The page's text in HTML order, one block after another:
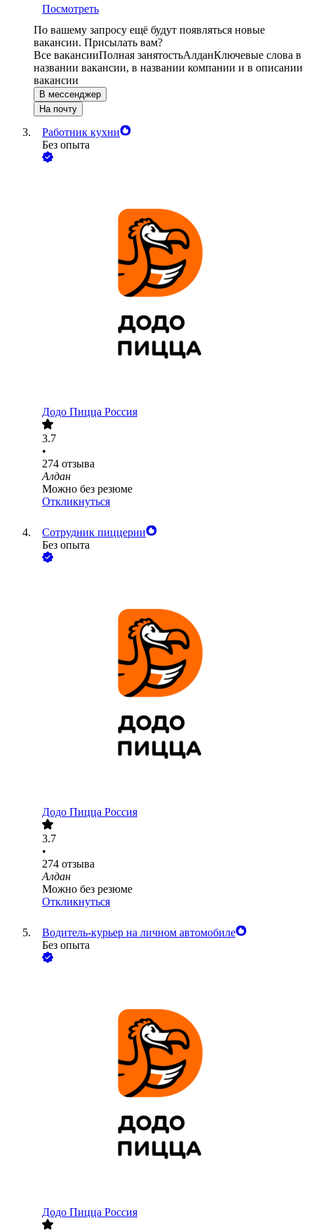
Посмотреть
По вашему запросу ещё будут появляться новые
вакансии. Присылать вам?
Все вакансииПолная занятостьАлданКлючевые слова в
названии вакансии, в названии компании и в описании
вакансии
В мессенджер
На почту
Работник кухни
Без опыта
Додо Пицца Россия
3.7
•
274 отзыва
Алдан
Можно без резюме
Откликнуться
Сотрудник пиццерии
Без опыта
Додо Пицца Россия
3.7
•
274 отзыва
Алдан
Можно без резюме
Откликнуться
Водитель-курьер на личном автомобиле
Без опыта
Додо Пицца Россия